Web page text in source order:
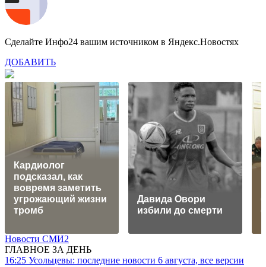
Сделайте Инфо24 вашим источником в Яндекс.Новостях
ДОБАВИТЬ
Кардиолог
подсказал, как
вовремя заметить
угрожающий жизни
тромб
Давида Овори
избили до смерти
Новости СМИ2
ГЛАВНОЕ ЗА ДЕНЬ
16:25 Усольцевы: последние новости 6 августа, все версии